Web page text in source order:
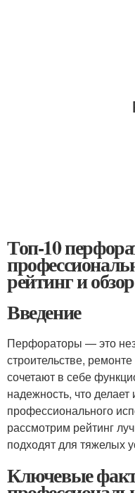
Топ-10
рейтинг и
Введение
Перфораторы — это
строительстве,
сочетают в себе
надежность, что
профессионального
рассмотрим рейтинг
подходят для тяжелых
Ключевые